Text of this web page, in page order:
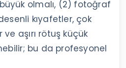
olmalı, (2) fotoğraf
kıyafetler, çok
aşırı rötuş küçük
bu da profesyonel